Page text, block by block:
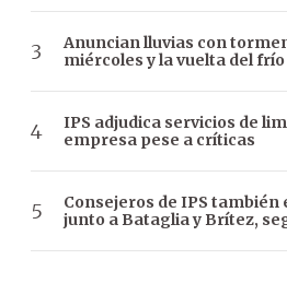
Anuncian lluvias con
miércoles y la vuelta del
IPS adjudica servicios de
empresa pese a críticas
Consejeros de IPS
junto a Bataglia y Brítez,